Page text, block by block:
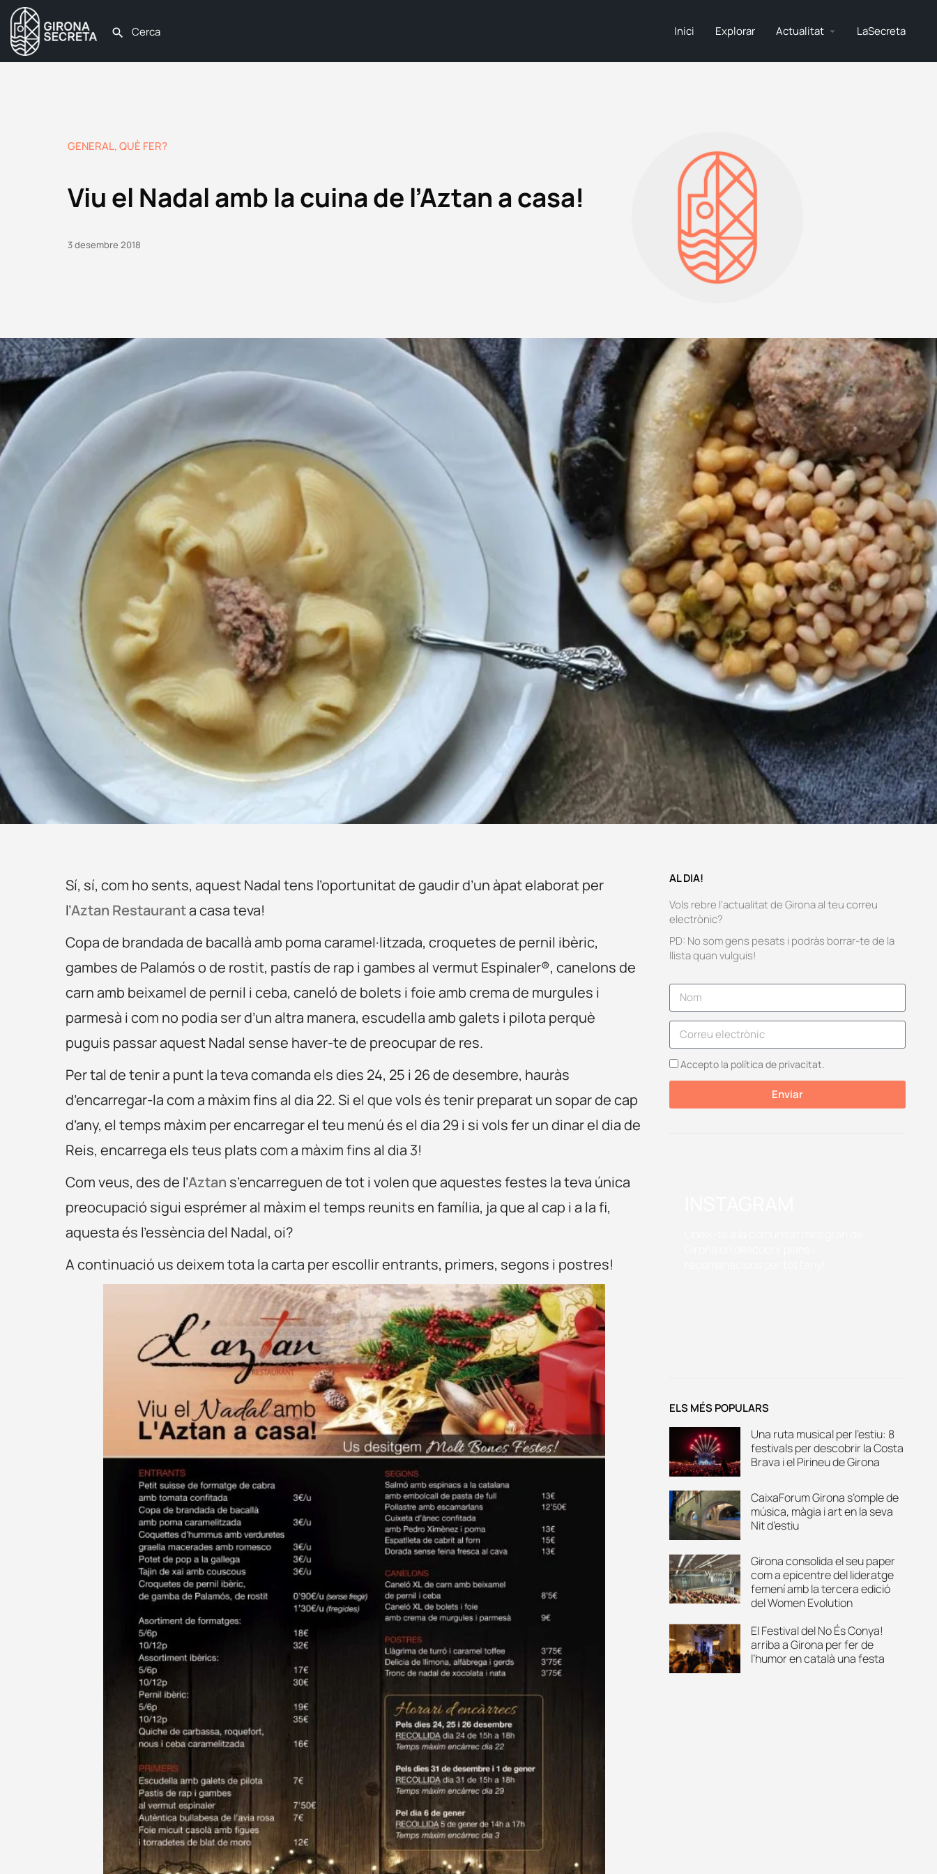
Inici Explorar Actualitat LaSecreta
GENERAL,QUÈ FER?
Viu el Nadal amb la cuina de l’Aztan a casa!
3 desembre 2018
Sí, sí, com ho sents, aquest Nadal tens l’oportunitat de gaudir d’un àpat elaborat per
l’Aztan Restauranta casa teva!
Copa de brandada de bacallà amb poma caramel·litzada, croquetes de pernil ibèric,
gambes de Palamós o de rostit, pastís de rap i gambes al vermut Espinaler®, canelons de
carn amb beixamel de pernil i ceba, caneló de bolets i foie amb crema de murgules i
parmesà i com no podia ser d’un altra manera, escudella amb galets i pilota perquè
puguis passar aquest Nadal sense haver-te de preocupar de res.
Per tal de tenir a punt la teva comanda els dies 24, 25 i 26 de desembre, hauràs
d’encarregar-la com a màxim fins al dia 22. Si el que vols és tenir preparat un sopar de cap
d’any, el temps màxim per encarregar el teu menú és el dia 29 i si vols fer un dinar el dia de
Reis, encarrega els teus plats com a màxim fins al dia 3!
Com veus, des de l’Aztan s’encarreguen de tot i volen que aquestes festes la teva única
preocupació sigui esprémer al màxim el temps reunits en família, ja que al cap i a la fi,
aquesta és l’essència del Nadal, oi?
A continuació us deixem tota la carta per escollir entrants, primers, segons i postres!
AL DIA!
Vols rebre l’actualitat de Girona al teu correu
electrònic?
PD: No som gens pesats i podràs borrar-te de la
llista quan vulguis!
Accepto la política de privacitat.
Enviar
ELS MÉS POPULARS
Una ruta musical per l’estiu: 8
festivals per descobrir la Costa
Brava i el Pirineu de Girona
CaixaForum Girona s’omple de
música, màgia i art en la seva
Nit d’estiu
Girona consolida el seu paper
com a epicentre del lideratge
femení amb la tercera edició
del Women Evolution
El Festival del No És Conya!
arriba a Girona per fer de
l’humor en català una festa